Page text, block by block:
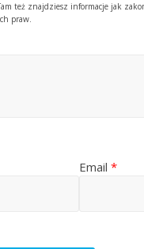
też znajdziesz informacje jak
praw.
Email *